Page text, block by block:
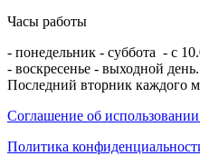
Часы работы
- понедельник - суббота - с
- воскресенье - выходной день.
Последний вторник каждого
Соглашение об
Политика